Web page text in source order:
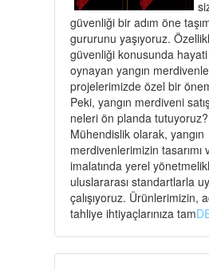
güvenliği bir adım öne
gururunu yaşıyoruz.
güvenliği konusunda
oynayan yangın
projelerimizde özel bir
Peki, yangın merdiveni
neleri ön planda
Mühendislik olarak, yangın
merdivenlerimizin tasarımı
imalatında yerel
uluslararası standartlarla
çalışıyoruz. Ürünlerimizin,
tahliye ihtiyaçlarınıza tam